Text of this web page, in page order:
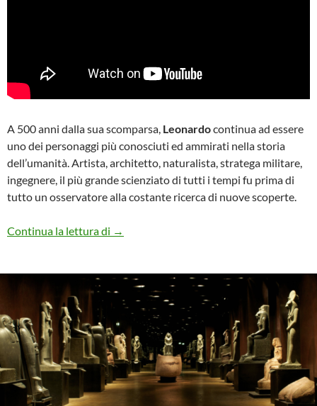
A 500 anni dalla sua scomparsa, Leonardocontinua ad essere
uno dei personaggi più conosciuti ed ammirati nella storia
dell’umanità. Artista, architetto, naturalista, stratega militare,
ingegnere, il più grande scienziato di tutti i tempi fu prima di
tutto un osservatore alla costante ricerca di nuove scoperte.
Continua la lettura di Leonardo Cinquecento
→